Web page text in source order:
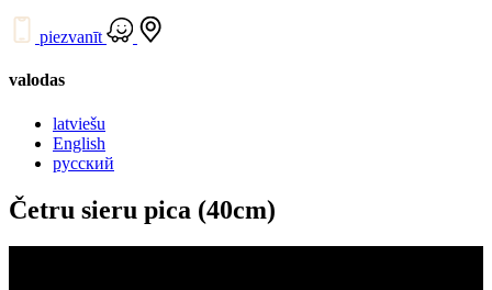
piezvanīt
valodas
latviešu
English
русский
Četru sieru pica (40cm)